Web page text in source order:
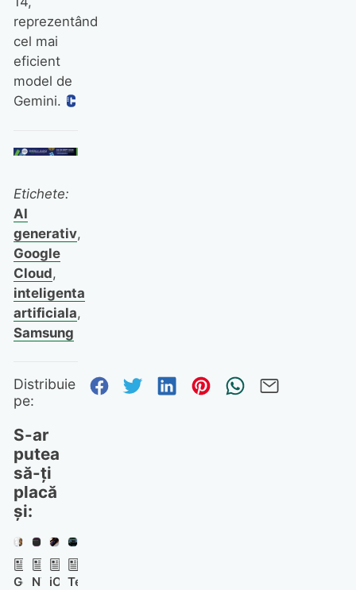
reprezentând
cel mai
eficient
model de
Gemini.
Etichete:
AI
generativ,
Google
Cloud,
inteligenta
artificiala,
Samsung
Distribuie
pe:
Distribuie pe Facebook
Distribuie pe Twitter
Distribuie pe
Distribuie pe
Trimite
S-ar
putea
să-ți
placă
și:
GoogleNVIDIA
iOSTesla